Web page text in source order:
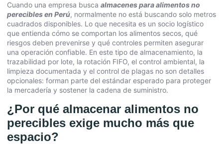
Cuando una empresa busca almacenes para alimentos no
perecibles en Perú, normalmente no está buscando solo metros
cuadrados disponibles. Lo que necesita es un socio logístico
que entienda cómo se comportan los alimentos secos, qué
riesgos deben prevenirse y qué controles permiten asegurar
una operación confiable. En este tipo de almacenamiento, la
trazabilidad por lote, la rotación FIFO, el control ambiental, la
limpieza documentada y el control de plagas no son detalles
opcionales: forman parte del estándar esperado para proteger
la mercadería y sostener la cadena de suministro.
¿Por qué almacenar alimentos no
perecibles exige mucho más que
espacio?